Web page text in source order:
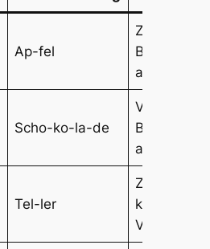
Ap-fel
Zweisilbig,
Betonung
auf „Ap“
Scho-ko-la-de
Viersilbig,
Betonung
auf „Scho“
Tel-ler
Zweisilbig,
kurzer
Vokal „e“